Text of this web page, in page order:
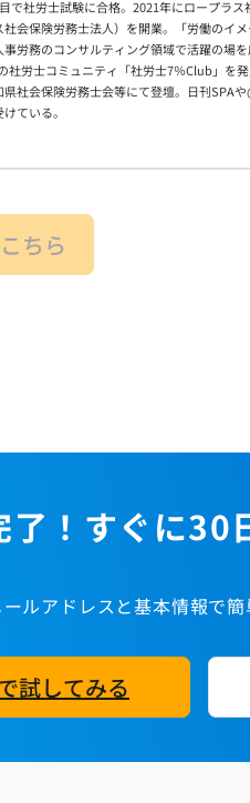
で社労士試験に合格。2021年にロープラス
会保険労務士法人）を開業。「労働のイ
労務のコンサルティング領域で活躍の場を
社労士コミュニティ「社労士7％Club」を
社会保険労務士会等にて登壇。日刊SPAや
ている。
ちら
！すぐに30
ールアドレスと基本情報で
試してみる